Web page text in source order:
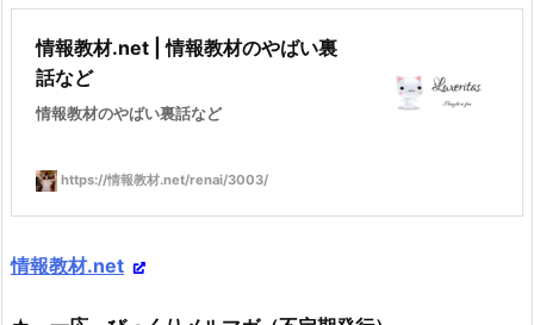
情報教材.net | 情報教材のやばい裏
話など
情報教材のやばい裏話など
https://情報教材.net/renai/3003/
情報教材.net